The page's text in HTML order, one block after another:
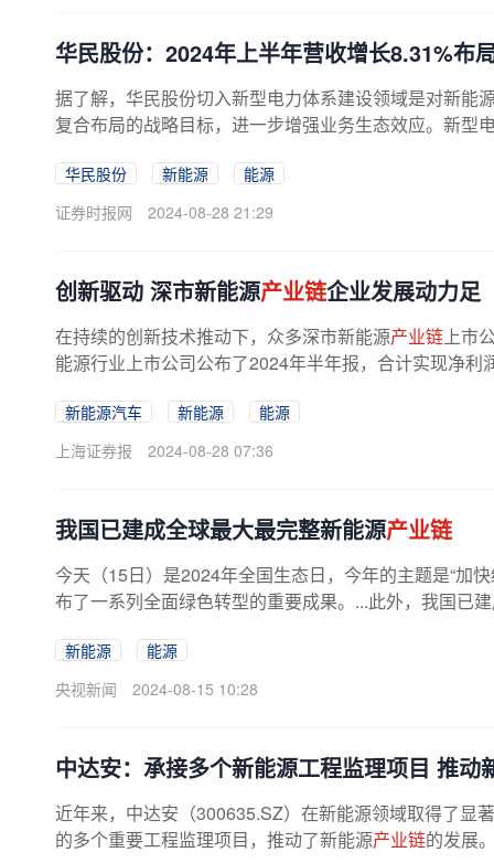
华民股份：2024年上半年营收增长8.31%布
据了解，华民股份切入新型电力体系建设领域是对新能
复合布局的战略目标，进一步增强业务生态效应。新型
华民股份 新能源
能源
证券时报网
2024-08-28 21:29
创新驱动 深市新能源产业链企业发展动力足
在持续的创新技术推动下，众多深市新能源产业链上市
能源行业上市公司公布了2024年半年报，合计实现净
新能源汽车 新能源
能源
上海证券报
2024-08-28 07:36
我国已建成全球最大最完整新能源产业链
今天（15日）是2024年全国生态日，今年的主题是“加
布了一系列全面绿色转型的重要成果。...此外，我国已
新能源
能源
央视新闻
2024-08-15 10:28
中达安：承接多个新能源工程监理项目 推动
近年来，中达安（300635.SZ）在新能源领域取得了显
的多个重要工程监理项目，推动了新能源产业链的发展